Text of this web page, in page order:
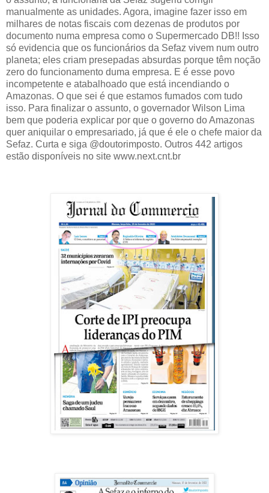
manualmente as unidades. Agora, imagine fazer isso em
milhares de notas fiscais com dezenas de produtos por
documento numa empresa como o Supermercado DB!! Isso
só evidencia que os funcionários da Sefaz vivem num outro
planeta; eles criam presepadas absurdas porque têm noção
zero do funcionamento duma empresa. E é esse povo
incompetente e atabalhoado que está incendiando o
Amazonas. O que sei é que estamos fumados com tudo
isso. Para finalizar o assunto, o governador Wilson Lima
bem que poderia explicar por que o governo do Amazonas
quer aniquilar o empresariado, já que é ele o chefe maior da
Sefaz. Curta e siga @doutorimposto. Outros 442 artigos
estão disponíveis no site www.next.cnt.br